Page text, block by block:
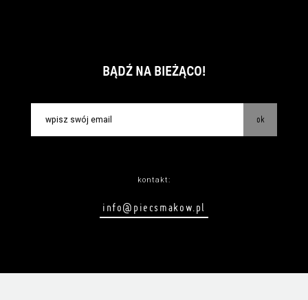
BĄDŹ NA BIEŻĄCO!
ok
kontakt:
info@piecsmakow.pl